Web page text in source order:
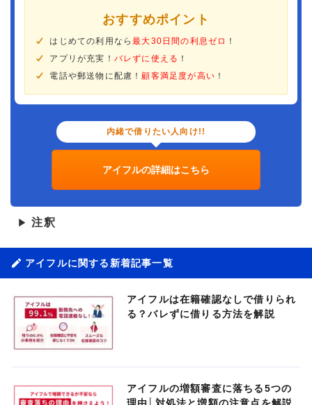
おすすめポイント
はじめての利用なら最大30日間の利息ゼロ ！
アプリが充実！ バレずに使える ！
電話や郵送物に配慮！ 顧客満足度が高い ！
内緒で借りたい人向け!!
アイフルの詳細はこちら
▶ 注釈
アイフルに関する新着記事一覧
アイフルは在籍確認なしで借りられ
る？バレずに借りる方法を解説
アイフルの増額審査に落ちる5つの